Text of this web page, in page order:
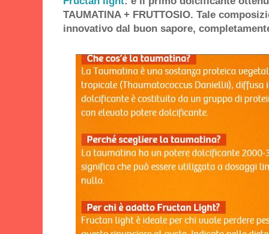
TAUMATINA + FRUTTOSIO. Tale
innovativo dal buon sapore,